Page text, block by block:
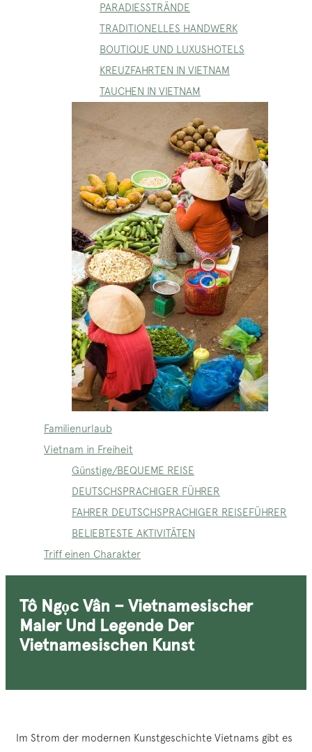
PARADIESSTRÄNDE
TRADITIONELLES HANDWERK
BOUTIQUE UND LUXUSHOTELS
KREUZFAHRTEN IN VIETNAM
TAUCHEN IN VIETNAM
Familienurlaub
Vietnam in Freiheit
Günstige/BEQUEME REISE
DEUTSCHSPRACHIGER FÜHRER
FAHRER DEUTSCHSPRACHIGER REISEFÜHRER
BELIEBTESTE AKTIVITÄTEN
Triff einen Charakter
Tô Ngọc Vân – Vietnamesischer
Maler Und Legende Der
Vietnamesischen Kunst
Im Strom der modernen Kunstgeschichte Vietnams gibt es